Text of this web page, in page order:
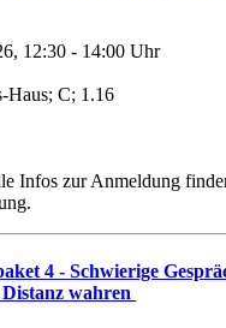
12:30 - 14:00 Uhr
Haus; C; 1.16
Infos zur Anmeldung
4 - Schwierige
wahren